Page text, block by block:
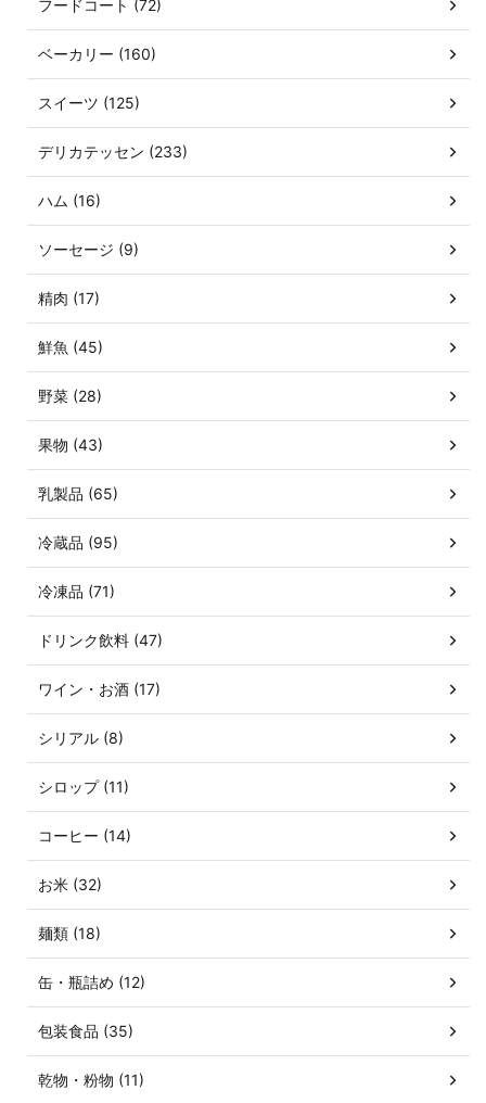
フードコート (72)
ベーカリー (160)
スイーツ (125)
デリカテッセン (233)
ハム (16)
ソーセージ (9)
精肉 (17)
鮮魚 (45)
野菜 (28)
果物 (43)
乳製品 (65)
冷蔵品 (95)
冷凍品 (71)
ドリンク飲料 (47)
ワイン・お酒 (17)
シリアル (8)
シロップ (11)
コーヒー (14)
お米 (32)
麺類 (18)
缶・瓶詰め (12)
包装食品 (35)
乾物・粉物 (11)